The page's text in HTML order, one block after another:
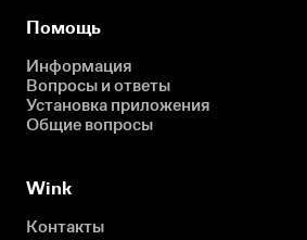
Помощь
Информация
Вопросы и ответы
Установка приложения
Общие вопросы
Wink
Контакты